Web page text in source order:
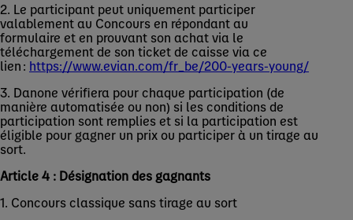
2. Le participant peut uniquement participer
valablement au Concours en répondant au
formulaire et en prouvant son achat via le
téléchargement de son ticket de caisse via ce
lien : https://www.evian.com/fr_be/200-years-young/
3. Danone vérifiera pour chaque participation (de
manière automatisée ou non) si les conditions de
participation sont remplies et si la participation est
éligible pour gagner un prix ou participer à un tirage au
sort.
Article 4 : Désignation des gagnants
1. Concours classique sans tirage au sort